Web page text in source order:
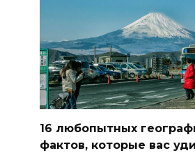
16 любопытных
фактов, которые вас